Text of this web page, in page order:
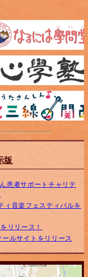
版
患者サポートチャリテ
ィ音楽フェスティバルを
リリース！
ルサイトをリリース